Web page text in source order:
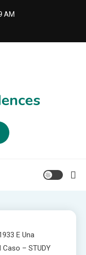
AM
E Una
– STUDY